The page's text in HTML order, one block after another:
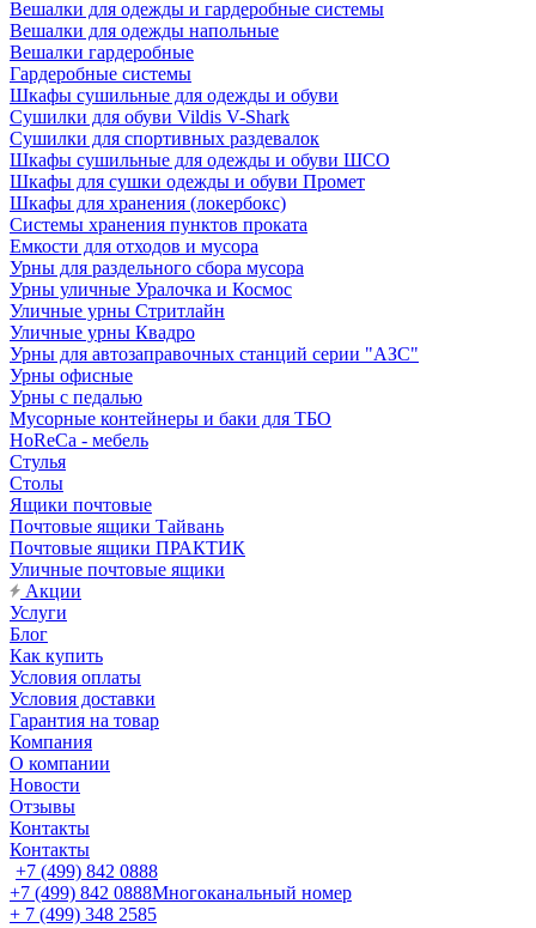
Вешалки для одежды и гардеробные системы
Вешалки для одежды напольные
Вешалки гардеробные
Гардеробные системы
Шкафы сушильные для одежды и обуви
Сушилки для обуви Vildis V-Shark
Сушилки для спортивных раздевалок
Шкафы сушильные для одежды и обуви ШСО
Шкафы для сушки одежды и обуви Промет
Шкафы для хранения (локербокс)
Системы хранения пунктов проката
Емкости для отходов и мусора
Урны для раздельного сбора мусора
Урны уличные Уралочка и Космос
Уличные урны Стритлайн
Уличные урны Квадро
Урны для автозаправочных станций серии "АЗС"
Урны офисные
Урны с педалью
Мусорные контейнеры и баки для ТБО
HoReCa - мебель
Стулья
Столы
Ящики почтовые
Почтовые ящики Тайвань
Почтовые ящики ПРАКТИК
Уличные почтовые ящики
Акции
Услуги
Блог
Как купить
Условия оплаты
Условия доставки
Гарантия на товар
Компания
О компании
Новости
Отзывы
Контакты
Контакты
+7 (499) 842 0888
+7 (499) 842 0888Многоканальный номер
+ 7 (499) 348 2585